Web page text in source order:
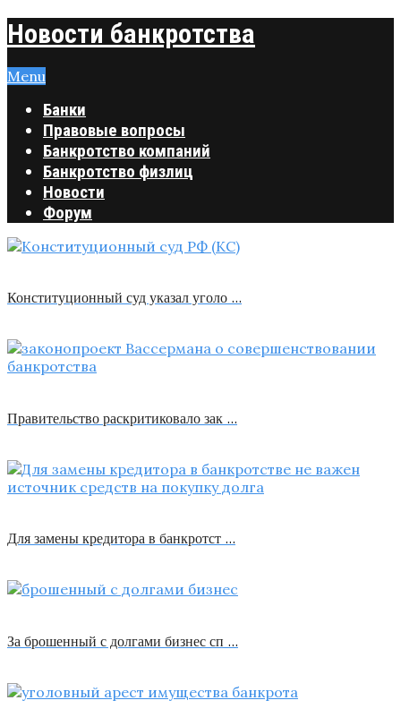
Новости банкротства
Menu
Банки
Правовые вопросы
Банкротство компаний
Банкротство физлиц
Новости
Форум
Конституционный суд указал уголо …
Правительство раскритиковало зак …
Для замены кредитора в банкротст …
За брошенный с долгами бизнес сп …